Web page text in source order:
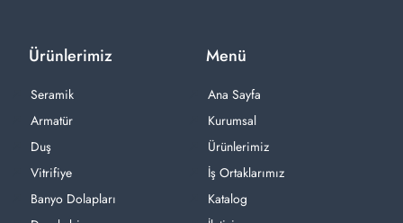
Menü
Ana Sayfa
Kurumsal
Ürünlerimiz
İş Ortaklarımız
Katalog
Ürünlerimiz
Seramik
Armatür
Duş
Vitrifiye
Banyo Dolapları